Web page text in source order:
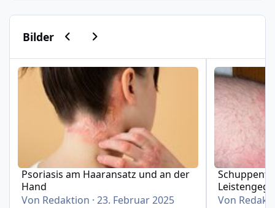
BilderVorherige Karussell-Folie
Nächste Karussell-Folie
Psoriasis am Haaransatz und an der Hand
Psoriasis am Haaransatz und an der
Hand
Von Redaktion ·23. Februar 2025
Von